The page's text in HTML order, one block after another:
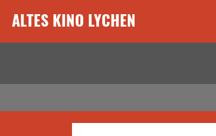
ALTES KINO LYCHEN